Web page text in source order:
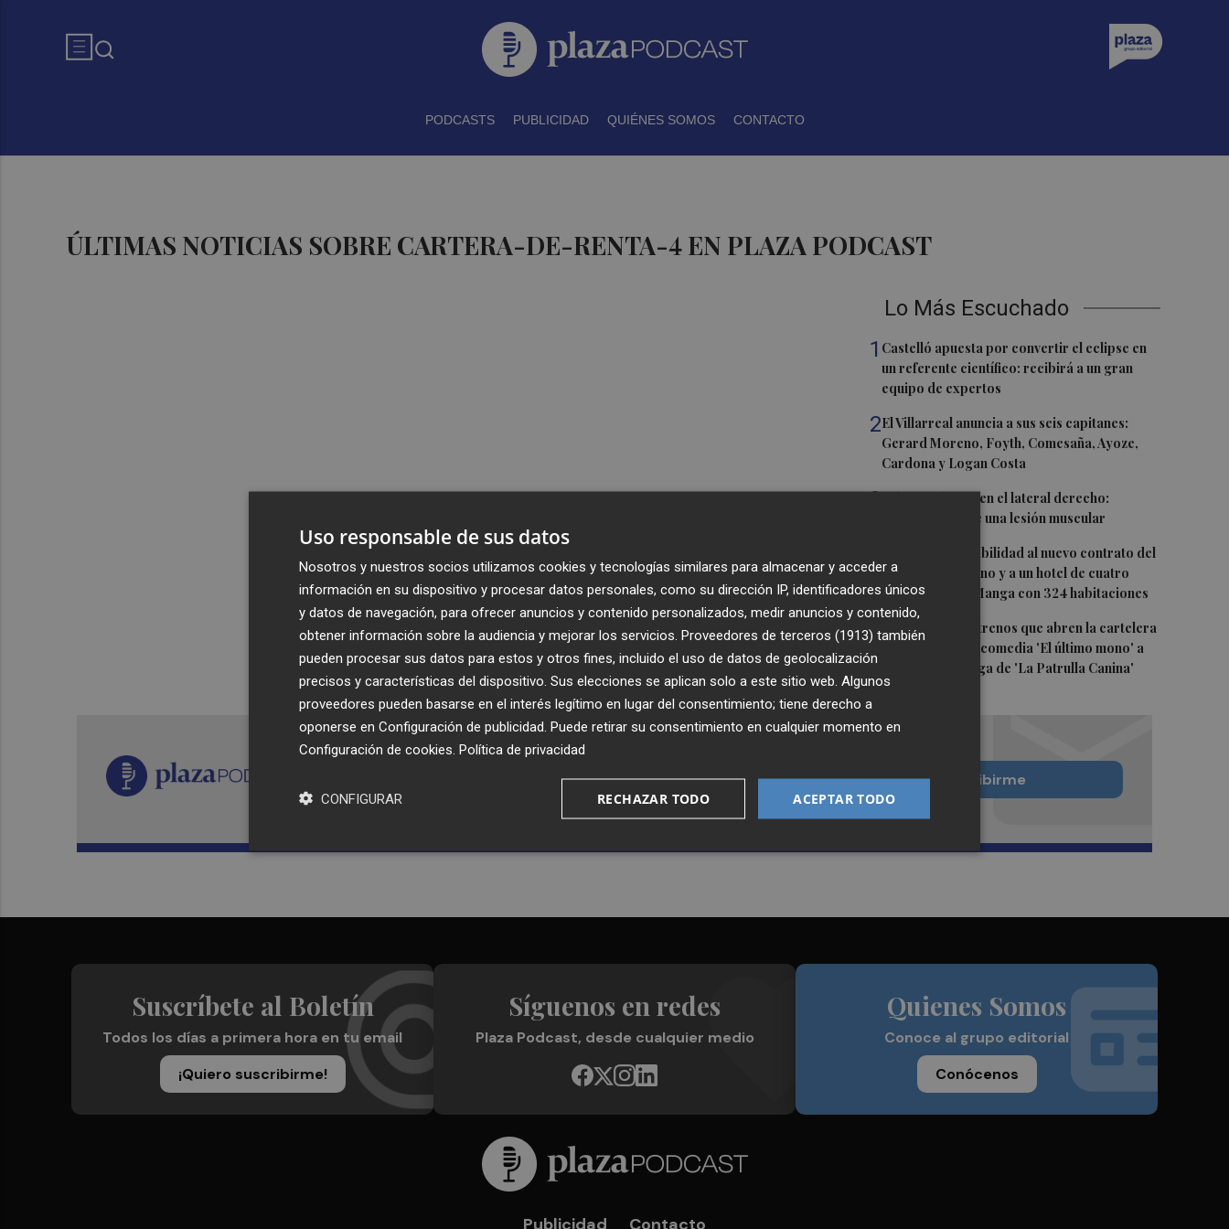
PODCASTS PUBLICIDAD QUIÉNES SOMOS CONTACTO
ÚLTIMAS NOTICIAS SOBRE CARTERA-DE-RENTA-4 EN PLAZA PODCAST
Lo Más Escuchado
1 Castelló apuesta por convertir el eclipse en
un referente científico: recibirá a un gran
equipo de expertos
2El Villarreal anuncia a sus seis capitanes:
Gerard Moreno, Foyth, Comesaña, Ayoze,
Cardona y Logan Costa
3Más problemas en el lateral derecho:
Monferrer sufre una lesión muscular
San Javier da viabilidad al nuevo contrato del
transporte urbano y a un hotel de cuatro
estrellas en La Manga con 324 habitaciones
5 Estos son los estrenos que abren la cartelera
en agosto: de la comedia 'El último mono' a
una nueva entrega de 'La Patrulla Canina'
Recibe toda la actualidad de
Plaza Podcast en tu correo
Quiero suscribirme
Suscríbete al Boletín
Todos los días a primera hora en tu email
¡Quiero suscribirme!
Síguenos en redes
Plaza Podcast, desde cualquier medio
Quienes Somos
Conoce al grupo editorial
Conócenos
Publicidad Contacto
Uso responsable de sus datos
Nosotros y nuestros socios utilizamos cookies y tecnologías similares para almacenar y acceder a
información en su dispositivo y procesar datos personales, como su dirección IP, identificadores únicos
y datos de navegación, para ofrecer anuncios y contenido personalizados, medir anuncios y contenido,
obtener información sobre la audiencia y mejorar los servicios. Proveedores de terceros (1913) también
pueden procesar sus datos para estos y otros fines, incluido el uso de datos de geolocalización
precisos y características del dispositivo. Sus elecciones se aplican solo a este sitio web. Algunos
proveedores pueden basarse en el interés legítimo en lugar del consentimiento; tiene derecho a
oponerse en Configuración de publicidad . Puede retirar su consentimiento en cualquier momento en
Configuración de cookies Política de privacidad
ACEPTAR TODO
RECHAZAR TODO
CONFIGURAR